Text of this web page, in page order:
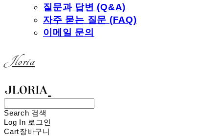
질문과 답변 (Q&A)
자주 묻는 질문 (FAQ)
이메일 문의
Jloria
Search 검색
Log In 로그인
Cart장바구니